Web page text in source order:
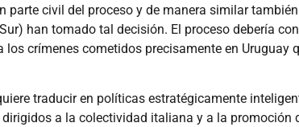
civil del proceso y de manera similar
han tomado tal decisión. El proceso debería
crímenes cometidos precisamente en
traducir en políticas estratégicamente
a la colectividad italiana y a la promoción